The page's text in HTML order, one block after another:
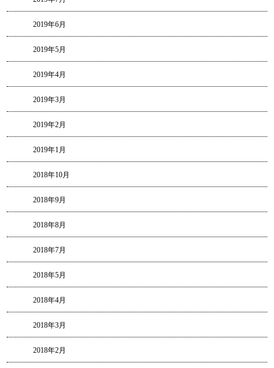
2019年6月
2019年5月
2019年4月
2019年3月
2019年2月
2019年1月
2018年10月
2018年9月
2018年8月
2018年7月
2018年5月
2018年4月
2018年3月
2018年2月